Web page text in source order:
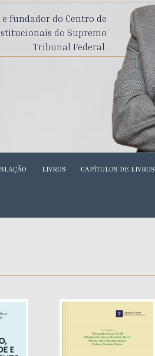
fundador do Centro de
do Supremo
Tribunal Federal.
LIVROS CAPÍTULOS DE LIVROS